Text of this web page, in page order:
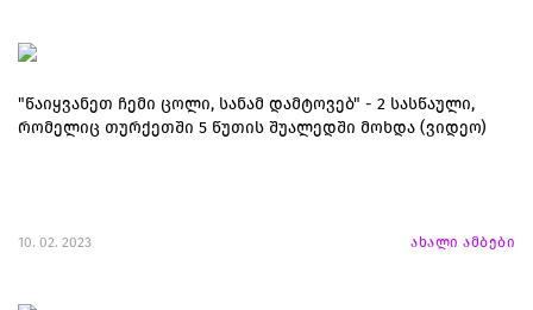
"წაიყვანეთ ჩემი ცოლი, სანამ დამტოვებ" - 2 სასწაული,
რომელიც თურქეთში 5 წუთის შუალედში მოხდა (ვიდეო)
10. 02. 2023 ახალი ამბები